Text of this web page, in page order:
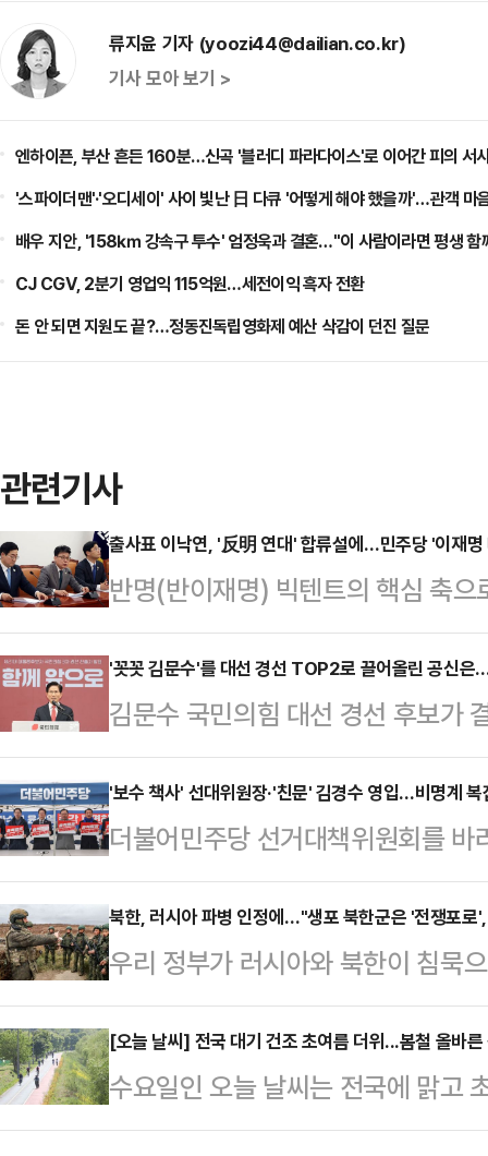
류지윤 기자 (yoozi44@dailian.co.kr)
기사 모아 보기 >
엔하이픈, 부산 흔든 160분…신곡 '블러디 파라다이스'로 이어간 피의 서
'스파이더맨'·'오디세이' 사이 빛난 日 다큐 '어떻게 해야 했을까'…관객 마
배우 지안, '158㎞ 강속구 투수' 엄정욱과 결혼…"이 사람이라면 평생 함
CJ CGV, 2분기 영업익 115억원…세전이익 흑자 전환
돈 안 되면 지원도 끝?…정동진독립영화제 예산 삭감이 던진 질문
관련기사
출사표 이낙연, '反明 연대' 합류설에…민주당 '이재명
반명(반이재명) 빅텐트의 핵심 축
이 6·3 조기 대선 출마를 공식화했
덕수 대통령 권한대행과의 연대 가
으로 배신하는 짓"이라며 견제에
집을 낼 표 분산을 우려하고 있다는
29일 이낙연 상임고문의 대선 출마
다. 진성준 민주당 정책위의장은
보를 지켜봐야겠지…
'꼿꼿 김문수'를 대선 경선 TOP2로 끌어올린 공신
김문수 국민의힘 대선 경선 후보가
이 주목받고 있다. 정치적 공백이
대통령의 12·3 비상계엄 사태에 사
어 갑자기 부상한 김 후보가 톱
의 영향력을 무시할 수 없단 분석이
리위원회는 29일 서울 여의도 중앙
김문수 후보가 최종 후보 2인 중 한
발표…
'보수 책사' 선대위원장·'친문' 김경수 영입…비명계
더불어민주당 선거대책위원회를
파와 정치적 배경을 가리지 않고 인
장'에 초점을 두고 선대위를 구성했
환경부 장관과 노무현 정부 초대 법
머드급 공동총괄선대위원장'이 구
'당내 통합'이다. 과거 사례가 증명
가기는 어렵다. 일부 비명계 인사들
있는 열쇠가 부족하…
북한, 러시아 파병 인정에…"생포 북한군은 '전쟁포로
우리 정부가 러시아와 북한이 침묵
르스크 파병을 돌연 공식화하자, 이
북한군 지위도 '전쟁포로'로 볼 수
는 29일 기자들과 만나 생포된 북
북한 공식 참전을 시인하지 않았지
[오늘 날씨] 전국 대기 건조 초여름 더위...봄철 올바른
수요일인 오늘 날씨는 전국에 맑고
해안과 강원 산지를 중심으로 바람